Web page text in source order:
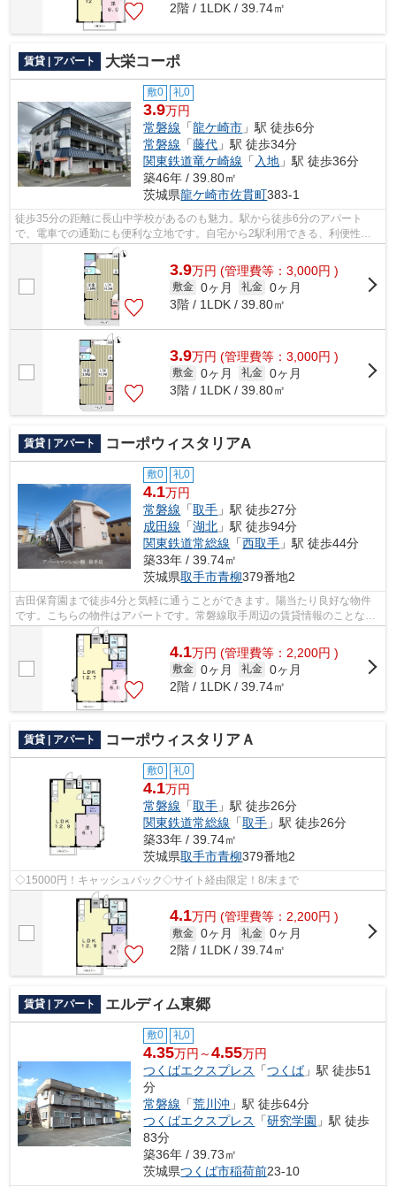
2階 / 1LDK / 39.74㎡
賃貸 | アパート 大栄コーポ
敷0 礼0
3.9万円
常磐線 「龍ケ崎市 」駅 徒歩6分
常磐線 「藤代 」駅 徒歩34分
関東鉄道竜ケ崎線 「 入地 」駅 徒歩36分
築46年 / 39.80㎡
茨城県龍ケ崎市佐貫町383-1
徒歩35分の距離に長山中学校があるのも魅力。駅から徒歩6分のアパート
で、電車での通勤にも便利な立地です。自宅から2駅利用できる、利便性の
高いアパートです。常磐線龍ケ崎市をよく...
3.9万円 (管理費等：3,000円 )
敷金 0ヶ月 礼金 0ヶ月
3階 / 1LDK / 39.80㎡
3.9万円 (管理費等：3,000円 )
敷金 0ヶ月 礼金 0ヶ月
3階 / 1LDK / 39.80㎡
賃貸 | アパート コーポウィスタリアA
敷0 礼0
4.1万円
常磐線 「取手 」駅 徒歩27分
成田線 「湖北 」駅 徒歩94分
関東鉄道常総線 「西取手 」駅 徒歩44分
築33年 / 39.74㎡
茨城県取手市青柳379番地2
吉田保育園まで徒歩4分と気軽に通うことができます。陽当たり良好な物件
です。こちらの物件はアパートです。常磐線取手周辺の賃貸情報のことな
ら、地域に特化したアパートマンション館...
4.1万円 (管理費等：2,200円 )
敷金 0ヶ月 礼金 0ヶ月
2階 / 1LDK / 39.74㎡
賃貸 | アパート コーポウィスタリアＡ
敷0 礼0
4.1万円
常磐線 「取手 」駅 徒歩26分
関東鉄道常総線 「取手 」駅 徒歩26分
築33年 / 39.74㎡
茨城県取手市青柳379番地2
◇15000円！キャッシュバック◇サイト経由限定！8/末まで
4.1万円 (管理費等：2,200円 )
敷金 0ヶ月 礼金 0ヶ月
2階 / 1LDK / 39.74㎡
賃貸 | アパート エルディム東郷
敷0 礼0
4.35万円～4.55万円
つくばエクスプレス
「つくば」駅 徒歩51
分
常磐線 「荒川沖 」駅 徒歩64分
つくばエクスプレス
「研究学園 」駅 徒歩
83分
築36年 / 39.73㎡
茨城県つくば市稲荷前23-10